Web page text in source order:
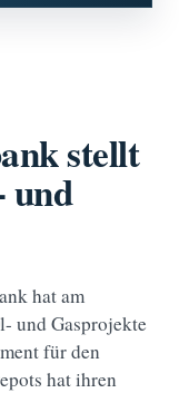
stellt
und
hat am
und Gasprojekte
für den
hat ihren